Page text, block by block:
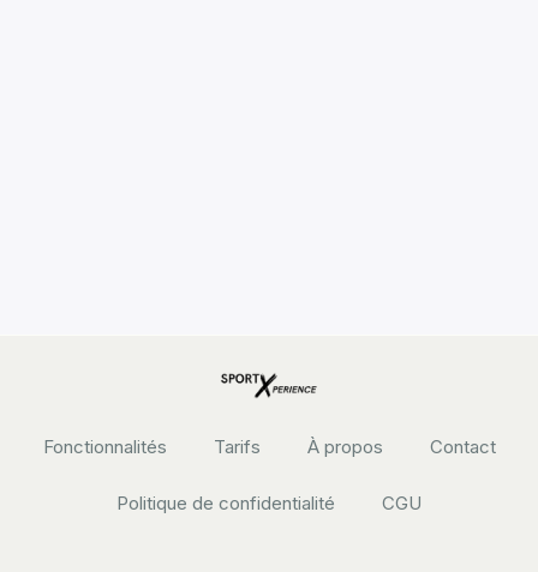
Fonctionnalités Tarifs À propos Contact
Politique de confidentialité CGU